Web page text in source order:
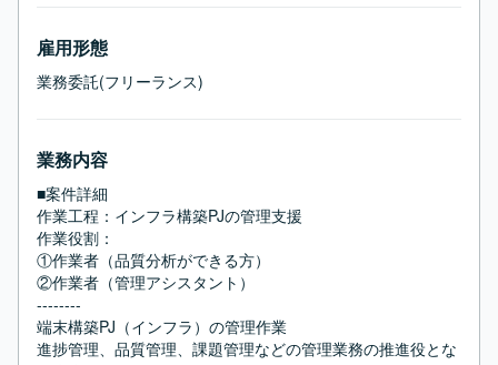
雇用形態
業務委託(フリーランス)
業務内容
■案件詳細
作業工程：インフラ構築PJの管理支援
作業役割：
①作業者（品質分析ができる方）
②作業者（管理アシスタント）
--------
端末構築PJ（インフラ）の管理作業
進捗管理、品質管理、課題管理などの管理業務の推進役とな